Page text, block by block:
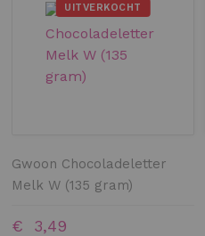
UITVERKOCHT
Gwoon Chocoladeletter
Melk W (135 gram)
€ 3,49